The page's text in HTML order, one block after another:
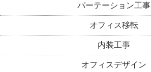
パーテーション工事
オフィス移転
内装工事
オフィスデザイン